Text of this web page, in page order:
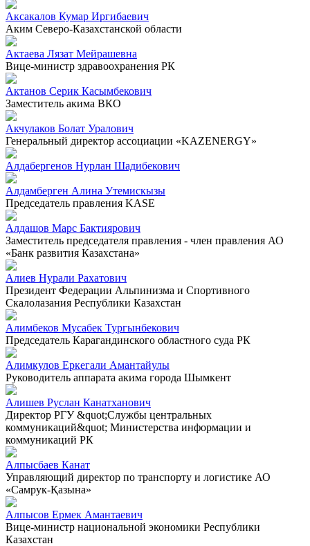
Аксакалов Кумар Иргибаевич
Аким Северо-Казахстанской области
Актаева Лязат Мейрашевна
Вице-министр здравоохранения РК
Актанов Серик Касымбекович
Заместитель акима ВКО
Акчулаков Болат Уралович
Генеральный директор ассоциации «KAZENERGY»
Алдабергенов Нурлан Шадибекович
Алдамберген Алина Утемискызы
Председатель правления KASE
Алдашов Марс Бактиярович
Заместитель председателя правления - член правления АО
«Банк развития Казахстана»
Алиев Нурали Рахатович
Президент Федерации Альпинизма и Спортивного
Скалолазания Республики Казахстан
Алимбеков Мусабек Тургынбекович
Председатель Карагандинского областного суда РК
Алимкулов Еркегали Амантайулы
Руководитель аппарата акима города Шымкент
Алишев Руслан Канатханович
Директор РГУ &quot;Службы центральных
коммуникаций&quot; Министерства информации и
коммуникаций РК
Алпысбаев Канат
Управляющий директор по транспорту и логистике АО
«Самрук-Қазына»
Алпысов Ермек Амантаевич
Вице-министр национальной экономики Республики
Казахстан